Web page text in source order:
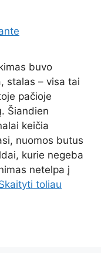
buvo
stalas – visa tai
pačioje
Šiandien
keičia
nuomos butus
kurie negeba
netelpa į
toliau